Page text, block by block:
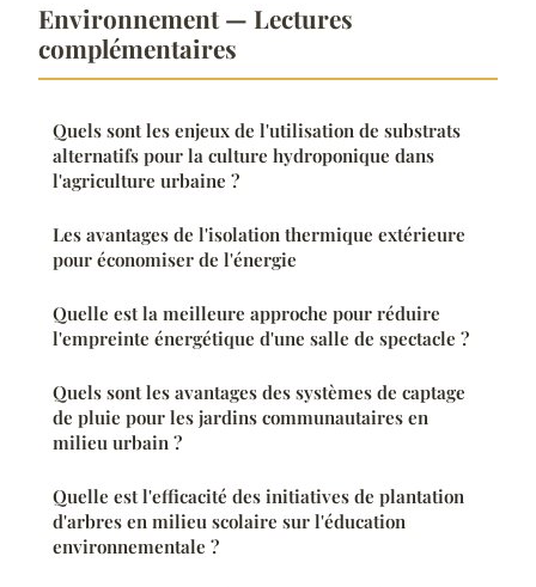
Environnement — Lectures
complémentaires
Quels sont les enjeux de l'utilisation de substrats
alternatifs pour la culture hydroponique dans
l'agriculture urbaine ?
Les avantages de l'isolation thermique extérieure
pour économiser de l'énergie
Quelle est la meilleure approche pour réduire
l'empreinte énergétique d'une salle de spectacle ?
Quels sont les avantages des systèmes de captage
de pluie pour les jardins communautaires en
milieu urbain ?
Quelle est l'efficacité des initiatives de plantation
d'arbres en milieu scolaire sur l'éducation
environnementale ?